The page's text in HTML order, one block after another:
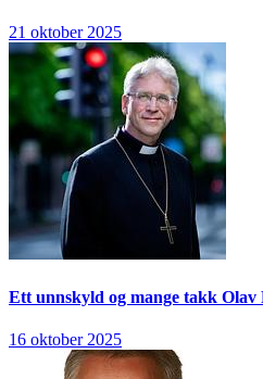
21 oktober 2025
Ett unnskyld og mange takk Olav
16 oktober 2025